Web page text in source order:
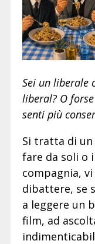
Sei un liberale
liberal? O
senti più
Si tratta di
fare da soli o
compagnia,
dibattere, se
a leggere un
film, ad